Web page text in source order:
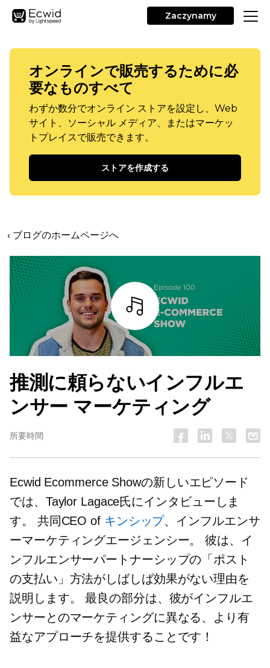
Zaczynamy
オンラインで販売するために必
要なものすべて
わずか数分でオンライン ストアを設定し、Web
サイト、ソーシャル メディア、またはマーケッ
トプレイスで販売できます。
ストアを作成する
‹ ブログのホームページへ
詳細を見る
推測に頼らないインフルエ
ンサー マーケティング
所要時間
Ecwid Ecommerce Showの新しいエピソード
では、Taylor Lagace氏にインタビューしま
す。 共同CEO of キンシップ、インフルエンサ
ーマーケティングエージェンシー。 彼は、イ
ンフルエンサーパートナーシップの「ポスト
の支払い」方法がしばしば効果がない理由を
説明します。 最良の部分は、彼がインフルエ
ンサーとのマーケティングに異なる、より有
益なアプローチを提供することです！